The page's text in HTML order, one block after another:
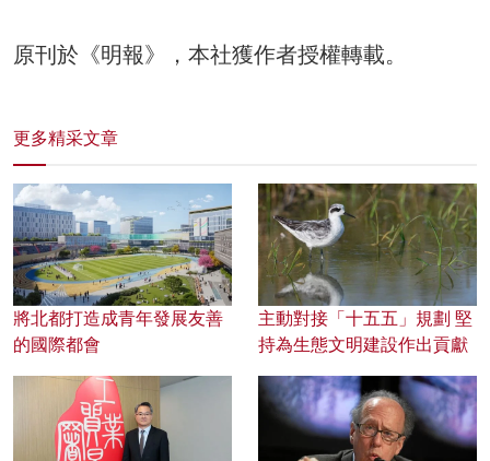
原刊於《明報》，本社獲作者授權轉載。
更多精采文章
將北都打造成青年發展友善
的國際都會
主動對接「十五五」規劃 堅
持為生態文明建設作出貢獻